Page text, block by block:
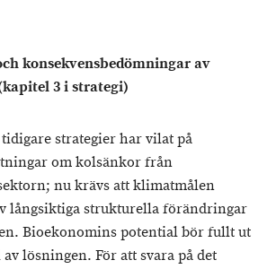
konsekvensbedömningar av
3 i strategi)
strategier har vilat på
om kolsänkor från
nu krävs att klimatmålen
långsiktiga strukturella förändringar
Bioekonomins potential bör fullt ut
lösningen. För att svara på det